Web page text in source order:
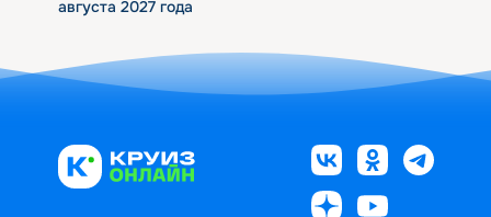
августа 2027 года